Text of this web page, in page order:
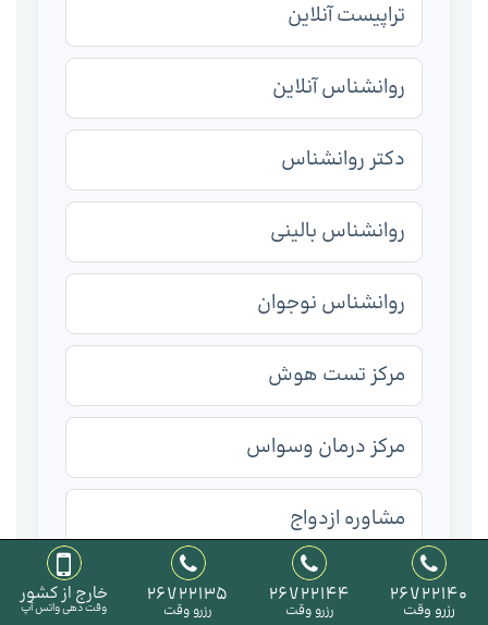
26722140
رزرو وقت
26722144
رزرو وقت
26722135
رزرو وقت
خارج از کشور
وقت دهی واتس آپ
تراپیست آنلاین
روانشناس آنلاین
دکتر روانشناس
روانشناس بالینی
روانشناس نوجوان
مرکز تست هوش
مرکز درمان وسواس
مشاوره ازدواج
زوج درمانگر خوب